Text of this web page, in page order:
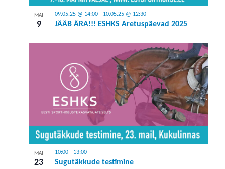
MAI
9 JÄÄB ÄRA!!! ESHKS Aretuspäevad 2025
09.05.25 @ 14:00 - 10.05.25 @ 12:30
MAI
23 Sugutäkkude testimine
10:00- 13:00